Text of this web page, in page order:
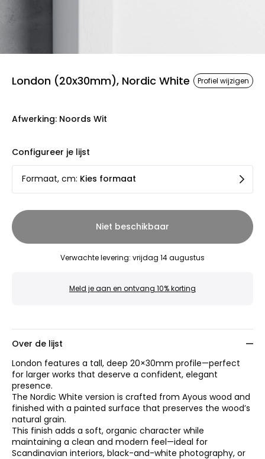
London (20x30mm), Nordic White Profiel wijzigen
Afwerking: Noords Wit
Configureer je lijst
Formaat, cm: Kies formaat
Niet beschikbaar
Verwachte levering: vrijdag 14 augustus
Meld je aan en ontvang 10% korting
Over de lijst
London features a tall, deep 20×30mm profile—perfect
for larger works that deserve a confident, elegant
presence.
The Nordic White version is crafted from Ayous wood and
finished with a painted surface that preserves the wood’s
natural grain.
This finish adds a soft, organic character while
maintaining a clean and modern feel—ideal for
Scandinavian interiors, black-and-white photography, or